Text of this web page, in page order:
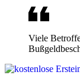
Viele